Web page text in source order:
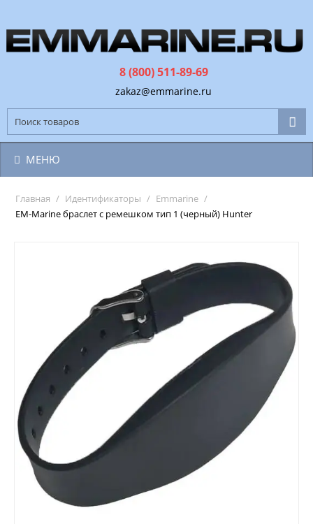
8 (800) 511-89-69
zakaz@emmarine.ru
МЕНЮ
Главная / Идентификаторы / Emmarine /
EM-Marine браслет с ремешком тип 1 (черный) Hunter